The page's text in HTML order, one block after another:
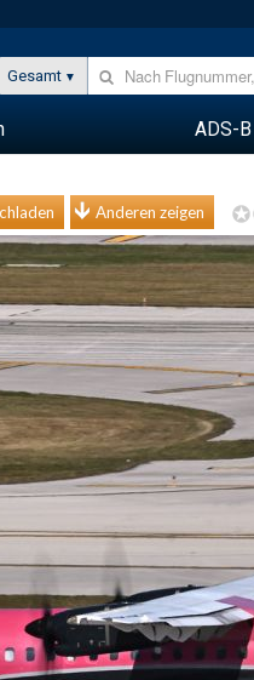
Gesamt
ADS-B
Anderen zeigen